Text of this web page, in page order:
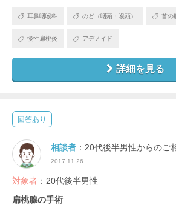
耳鼻咽喉科 のど（咽頭・喉頭） 首の
慢性扁桃炎 アデノイド
詳細を見る
回答あり
相談者 ：20代後半男性からのご
2017.11.26
対象者 ：20代後半男性
扁桃腺の手術